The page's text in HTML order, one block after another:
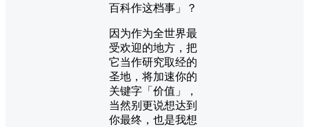
百科作这档事」？
因为作为全世界最
受欢迎的地方，把
它当作研究取经的
圣地，将加速你的
关键字「价值」，
当然别更说想达到
你最终，也是我想